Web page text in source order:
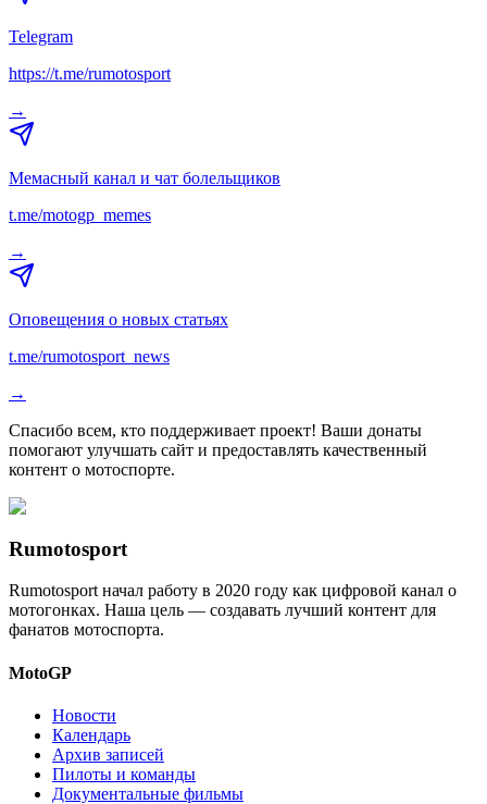
Telegram
https://t.me/rumotosport
→
Мемасный канал и чат болельщиков
t.me/motogp_memes
→
Оповещения о новых статьях
t.me/rumotosport_news
→
Спасибо всем, кто поддерживает проект! Ваши донаты
помогают улучшать сайт и предоставлять качественный
контент о мотоспорте.
Rumotosport
Rumotosport начал работу в 2020 году как цифровой канал о
мотогонках. Наша цель — создавать лучший контент для
фанатов мотоспорта.
MotoGP
Новости
Календарь
Архив записей
Пилоты и команды
Документальные фильмы